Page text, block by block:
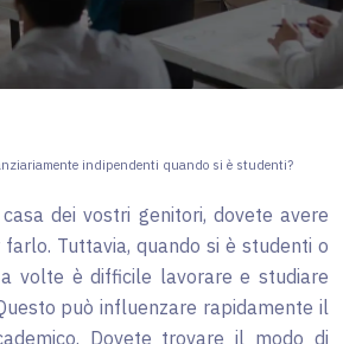
indipendenti quando si è studenti?
dei vostri genitori, dovete avere
Tuttavia, quando si è studenti o
volte è difficile lavorare e studiare
può influenzare rapidamente il
Dovete trovare il modo di